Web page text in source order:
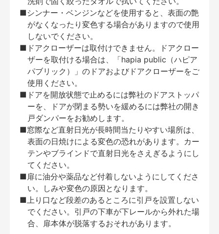
■シンナー・ベンジンなどを使用すると、表面の艶
がなくなったり変色する場合がありますので使用
しないでください。
■ドアクローザーは取付けできません。ドアクロー
ザーを取付ける場合は、「hapia public（ハピア
パブリック）」のドアおよびドアクローザーをご
使用ください。
■ドアを開放状態で止めるには弊社のドアストッパ
ーを、ドアが閉まる勢いを緩めるには弊社の開き
戸ダンパーをお勧めします。
■窓際など直射日光が長時間当たりやすい場所は、
表面の日焼けによる変色の恐れがあります。カー
テンやブラインドで直射日光をさえぎるようにし
てください。
■扉に油分や薬品など付着しないようにしてくださ
い。しみや変色の原因となります。
■上り口など段差のあるところに引戸を設置しない
でください。引戸の下車が下レールから外れた場
合、扉本体が脱落するおそれがあります。